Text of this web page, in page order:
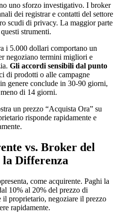
uno sforzo investigativo. I broker
dei registrar e contatti del settore
scudi di privacy. La maggior parte
strumenti.
i 5.000 dollari comportano un
negoziano termini migliori e
Gli accordi sensibili dal punto
di prodotti o alle campagne
genere conclude in 30-90 giorni,
di 14 giorni.
un prezzo “Acquista Ora” su
risponde rapidamente e
vs. Broker del
la Differenza
come acquirente. Paghi la
10% al 20% del prezzo di
proprietario, negoziare il prezzo
rapidamente.